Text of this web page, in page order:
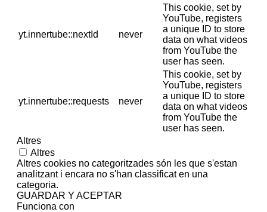
yt.innertube::nextId never
This cookie, set by
YouTube, registers
a unique ID to store
data on what videos
from YouTube the
user has seen.
yt.innertube::requests never
This cookie, set by
YouTube, registers
a unique ID to store
data on what videos
from YouTube the
user has seen.
Altres
Altres
Altres cookies no categoritzades són les que s'estan
analitzant i encara no s'han classificat en una
categoria.
GUARDAR Y ACEPTAR
Funciona con